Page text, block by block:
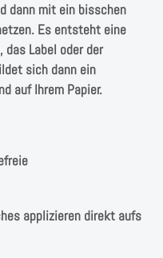
dann mit ein bisschen
Es entsteht eine
Label oder der
sich dann ein
auf Ihrem Papier.
applizieren direkt aufs